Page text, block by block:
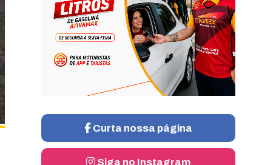
Curta nossa página
Siga no Instagram